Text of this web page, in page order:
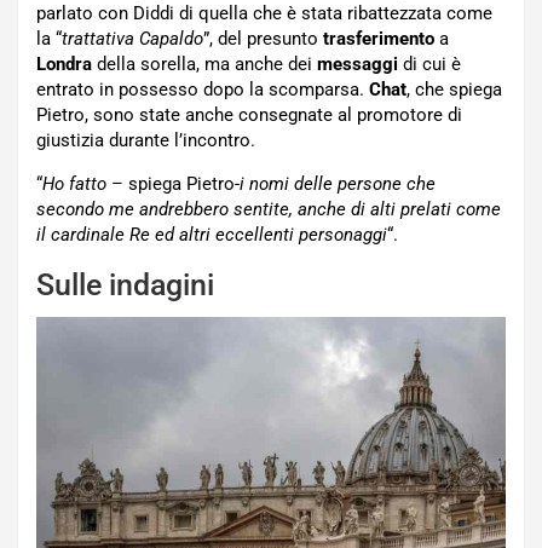
parlato con Diddi di quella che è stata ribattezzata come
la “trattativa Capaldo”, del presunto trasferimento a
Londra della sorella, ma anche dei messaggi di cui è
entrato in possesso dopo la scomparsa. Chat, che spiega
Pietro, sono state anche consegnate al promotore di
giustizia durante l’incontro.
“Ho fatto – spiega Pietro-i nomi delle persone che
secondo me andrebbero sentite, anche di alti prelati come
il cardinale Re ed altri eccellenti personaggi“.
Sulle indagini